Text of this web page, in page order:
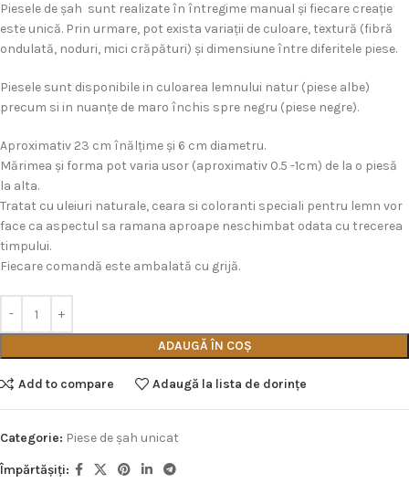
Piesele de şah sunt realizate în întregime manual și fiecare creație
este unică. Prin urmare, pot exista variații de culoare, textură (fibră
ondulată, noduri, mici crăpături) și dimensiune între diferitele piese.
Piesele sunt disponibile in culoarea lemnului natur (piese albe)
precum si in nuanţe de maro închis spre negru (piese negre).
Aproximativ 23 cm înălțime și 6 cm diametru.
Mărimea și forma pot varia usor (aproximativ 0.5 -1cm) de la o piesă
la alta.
Tratat cu uleiuri naturale, ceara si coloranti speciali pentru lemn vor
face ca aspectul sa ramana aproape neschimbat odata cu trecerea
timpului.
Fiecare comandă este ambalată cu grijă.
ADAUGĂ ÎN COȘ
Add to compare Adaugă la lista de dorințe
Categorie: Piese de şah unicat
Împărtășiți: